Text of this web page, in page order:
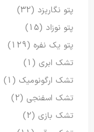
پتو نگاریزد (32)
پتو نوزاد (15)
پتو یک نفره (129)
تشک ابری (1)
تشک ارگونومیک (1)
تشک اسفنجی (2)
تشک بازی (2)